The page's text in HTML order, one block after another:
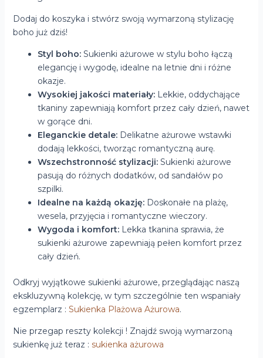
Dodaj do koszyka i stwórz swoją wymarzoną stylizację
boho już dziś!
Styl boho:Sukienki ażurowe w stylu boho łączą
elegancję i wygodę, idealne na letnie dni i różne
okazje.
Wysokiej jakości materiały:Lekkie, oddychające
tkaniny zapewniają komfort przez cały dzień, nawet
w gorące dni.
Eleganckie detale:Delikatne ażurowe wstawki
dodają lekkości, tworząc romantyczną aurę.
Wszechstronność stylizacji:Sukienki ażurowe
pasują do różnych dodatków, od sandałów po
szpilki.
Idealne na każdą okazję:Doskonałe na plażę,
wesela, przyjęcia i romantyczne wieczory.
Wygoda i komfort:Lekka tkanina sprawia, że
sukienki ażurowe zapewniają pełen komfort przez
cały dzień.
Odkryj wyjątkowe sukienki ażurowe, przeglądając naszą
ekskluzywną kolekcję, w tym szczególnie ten wspaniały
egzemplarz : Sukienka Plażowa Ażurowa.
Nie przegap reszty kolekcji ! Znajdź swoją wymarzoną
sukienkę już teraz : sukienka ażurowa